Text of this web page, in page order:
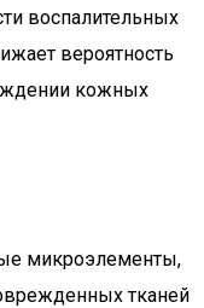
воспалительных
вероятность
кожных
микроэлементы,
тканей